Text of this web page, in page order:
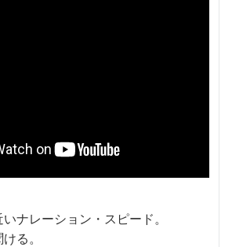
ナレーション・スピード。
る。